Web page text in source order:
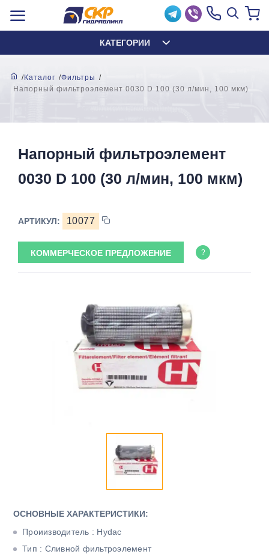
КАТЕГОРИИ
Каталог
Фильтры
Напорный фильтроэлемент 0030 D 100 (30 л/мин, 100 мкм)
Напорный фильтроэлемент
0030 D 100 (30 л/мин, 100 мкм)
АРТИКУЛ: 10077
КОММЕРЧЕСКОЕ ПРЕДЛОЖЕНИЕ ?
ОСНОВНЫЕ ХАРАКТЕРИСТИКИ:
Проиизводитель : Hydac
Тип : Сливной фильтроэлемент